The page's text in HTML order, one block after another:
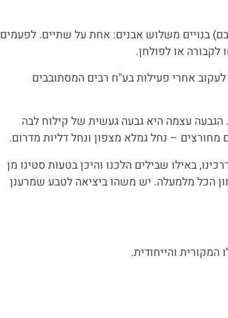
הדולמנים הגדול בגולן. הדולמנים, כ-200 בסה"כ (ברובם) בנויים משלוש אבנים: אחת על שתיים. לפעמים
או לפולחן.
אחרי פעילות בע"ח רבים המסתובבים
עצמה היא גבעה געשית של קילוח לבה
באילו שבילים הלכנו והיכן בטעות סטינו מן
הכל מלמעלה. יש משהו ביציאה לטבע שמרענן
והייחודית.